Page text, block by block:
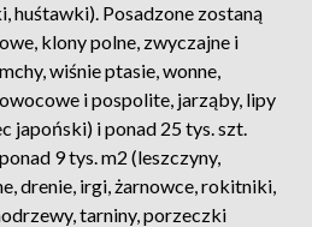
huśtawki). Posadzone zostaną
klony polne, zwyczajne i
wiśnie ptasie, wonne,
i pospolite, jarząby, lipy
japoński) i ponad 25 tys. szt.
9 tys. m2 (leszczyny,
drenie, irgi, żarnowce, rokitniki,
tarniny, porzeczki